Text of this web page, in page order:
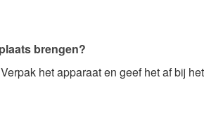
brengen?
het apparaat en geef het af bij